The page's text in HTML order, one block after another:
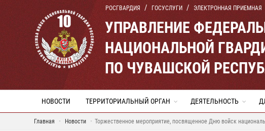
РОСГВАРДИЯ ГОСУСЛУГИ ЭЛЕКТРОННАЯ ПРИЕМНАЯ
УПРАВЛЕНИЕ
НАЦИОНАЛЬНОЙ
ПО ЧУВАШСКОЙ
НОВОСТИ ТЕРРИТОРИАЛЬНЫЙ ОРГАН ДЕЯТЕЛЬНОСТЬ
Главная Новости Торжественное мероприятие, посвященное Дню войск